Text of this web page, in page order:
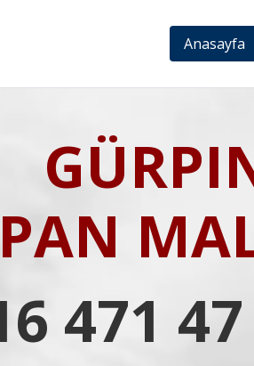
Anasayfa
471